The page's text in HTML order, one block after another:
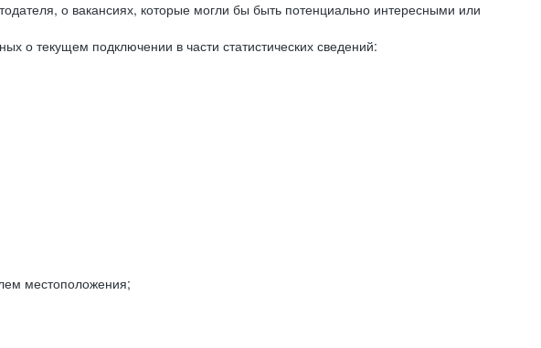
о вакансиях, которые могли бы быть потенциально интересными или
о текущем подключении в части статистических сведений:
местоположения;